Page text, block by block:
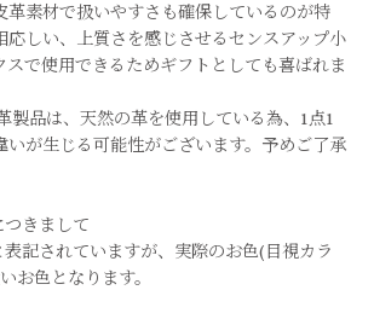
革素材で扱いやすさも確保しているのが特
応しい、上質さを感じさせるセンスアップ小
スで使用できるためギフトとしても喜ばれま
製品は、天然の革を使用している為、1点1
いが生じる可能性がございます。予めご了承
きまして
記されていますが、実際のお色(目視カラ
お色となります。